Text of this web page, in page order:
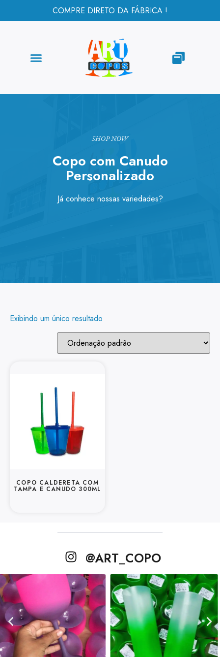
COMPRE DIRETO DA FÁBRICA !
SHOP NOW
Copo com Canudo
Personalizado
Já conhece nossas variedades?
Exibindo um único resultado
COPO CALDERETA COM
TAMPA E CANUDO 300ML
@ART_COPO